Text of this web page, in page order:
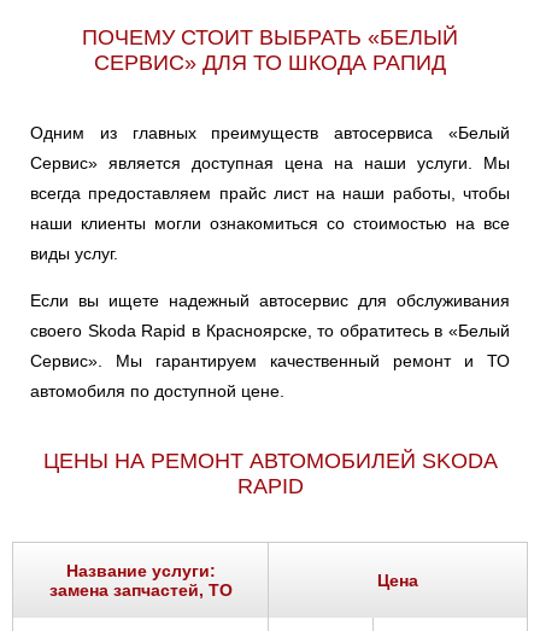
ПОЧЕМУ СТОИТ ВЫБРАТЬ «БЕЛЫЙ
СЕРВИС» ДЛЯ ТО ШКОДА РАПИД
Одним из главных преимуществ автосервиса «Белый
Сервис» является доступная цена на наши услуги. Мы
всегда предоставляем прайс лист на наши работы, чтобы
наши клиенты могли ознакомиться со стоимостью на все
виды услуг.
Если вы ищете надежный автосервис для обслуживания
своего Skoda Rapid в Красноярске, то обратитесь в «Белый
Сервис». Мы гарантируем качественный ремонт и ТО
автомобиля по доступной цене.
ЦЕНЫ НА РЕМОНТ АВТОМОБИЛЕЙ SKODA
RAPID
Название услуги:
замена запчастей, ТО
Цена